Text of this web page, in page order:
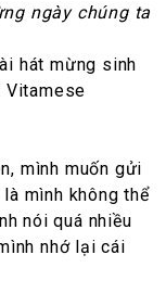
ngày chúng ta
hát mừng sinh
Vitamese
mình muốn gửi
mình không thể
nói quá nhiều
nhớ lại cái